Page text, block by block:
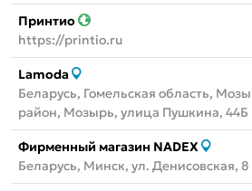
Принтио
https://printio.ru
Lamoda
Беларусь, Гомельская область,
район, Мозырь, улица Пушкина, 44Б
Фирменный магазин NADEX
Беларусь, Минск, ул. Денисовская, 8